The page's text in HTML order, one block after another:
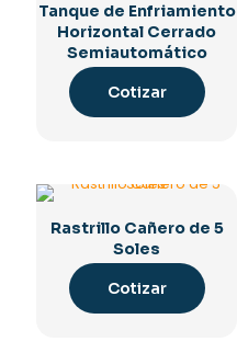
Tanque de Enfriamiento
Horizontal Cerrado
Semiautomático
Cotizar
Rastrillo Cañero de 5
Soles
Cotizar